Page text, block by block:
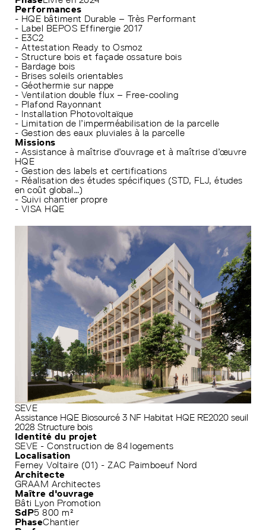
Performances
- HQE bâtiment Durable – Très Performant
- Label BEPOS Effinergie 2017
- E3C2
- Attestation Ready to Osmoz
- Structure bois et façade ossature bois
- Bardage bois
- Brises soleils orientables
- Géothermie sur nappe
- Ventilation double flux – Free-cooling
- Plafond Rayonnant
- Installation Photovoltaïque
- Limitation de l’imperméabilisation de la parcelle
- Gestion des eaux pluviales à la parcelle
Missions
- Assistance à maîtrise d’ouvrage et à maîtrise d’œuvre
HQE
- Gestion des labels et certifications
- Réalisation des études spécifiques (STD, FLJ, études
en coût global…)
- Suivi chantier propre
- VISA HQE
SEVE
Assistance HQE Biosourcé 3 NF Habitat HQE RE2020 seuil
2028 Structure bois
Identité du projet
SEVE - Construction de 84 logements
Localisation
Ferney Voltaire (01) - ZAC Paimboeuf Nord
Architecte
GRAAM Architectes
Maître d'ouvrage
Bâti Lyon Promotion
SdP5 800 m²
PhaseChantier